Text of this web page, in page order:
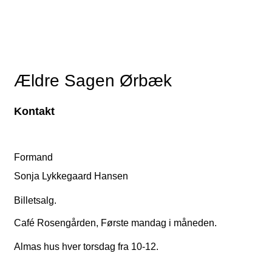
Ældre Sagen Ørbæk
Kontakt
Formand
Sonja Lykkegaard Hansen
Billetsalg.
Café Rosengården, Første mandag i måneden.
Almas hus hver torsdag fra 10-12.